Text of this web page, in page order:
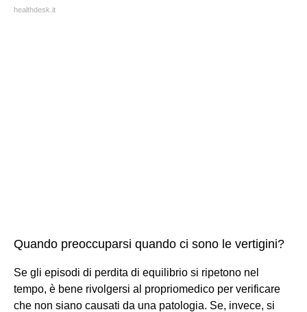
healthdesk.it
Quando preoccuparsi quando ci sono le vertigini?
Se gli episodi di perdita di equilibrio si ripetono nel
tempo, è bene rivolgersi al propriomedico per verificare
che non siano causati da una patologia. Se, invece, si